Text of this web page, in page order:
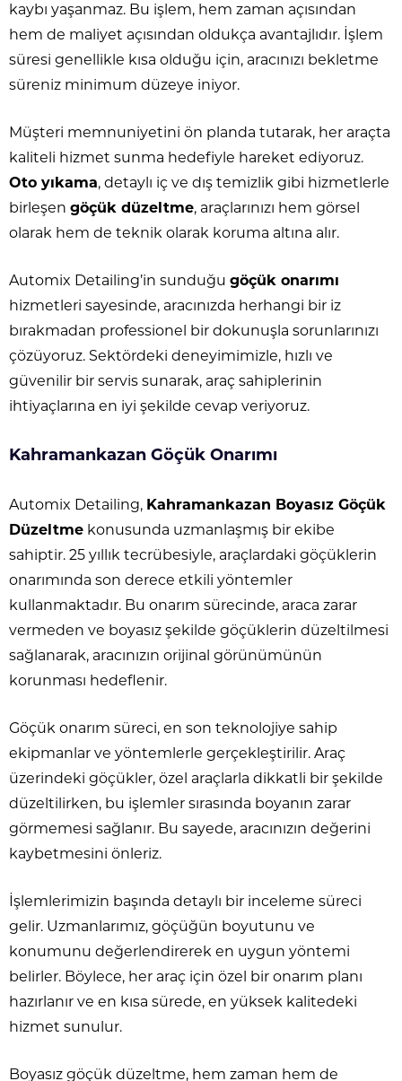
kaybı yaşanmaz. Bu işlem, hem zaman açısından
hem de maliyet açısından oldukça avantajlıdır. İşlem
süresi genellikle kısa olduğu için, aracınızı bekletme
süreniz minimum düzeye iniyor.
Müşteri memnuniyetini ön planda tutarak, her araçta
kaliteli hizmet sunma hedefiyle hareket ediyoruz.
Oto yıkama, detaylı iç ve dış temizlik gibi hizmetlerle
birleşen göçük düzeltme, araçlarınızı hem görsel
olarak hem de teknik olarak koruma altına alır.
Automix Detailing’in sunduğu göçük onarımı
hizmetleri sayesinde, aracınızda herhangi bir iz
bırakmadan professionel bir dokunuşla sorunlarınızı
çözüyoruz. Sektördeki deneyimimizle, hızlı ve
güvenilir bir servis sunarak, araç sahiplerinin
ihtiyaçlarına en iyi şekilde cevap veriyoruz.
Kahramankazan Göçük Onarımı
Automix Detailing, Kahramankazan Boyasız Göçük
Düzeltme konusunda uzmanlaşmış bir ekibe
sahiptir. 25 yıllık tecrübesiyle, araçlardaki göçüklerin
onarımında son derece etkili yöntemler
kullanmaktadır. Bu onarım sürecinde, araca zarar
vermeden ve boyasız şekilde göçüklerin düzeltilmesi
sağlanarak, aracınızın orijinal görünümünün
korunması hedeflenir.
Göçük onarım süreci, en son teknolojiye sahip
ekipmanlar ve yöntemlerle gerçekleştirilir. Araç
üzerindeki göçükler, özel araçlarla dikkatli bir şekilde
düzeltilirken, bu işlemler sırasında boyanın zarar
görmemesi sağlanır. Bu sayede, aracınızın değerini
kaybetmesini önleriz.
İşlemlerimizin başında detaylı bir inceleme süreci
gelir. Uzmanlarımız, göçüğün boyutunu ve
konumunu değerlendirerek en uygun yöntemi
belirler. Böylece, her araç için özel bir onarım planı
hazırlanır ve en kısa sürede, en yüksek kalitedeki
hizmet sunulur.
Boyasız göçük düzeltme, hem zaman hem de